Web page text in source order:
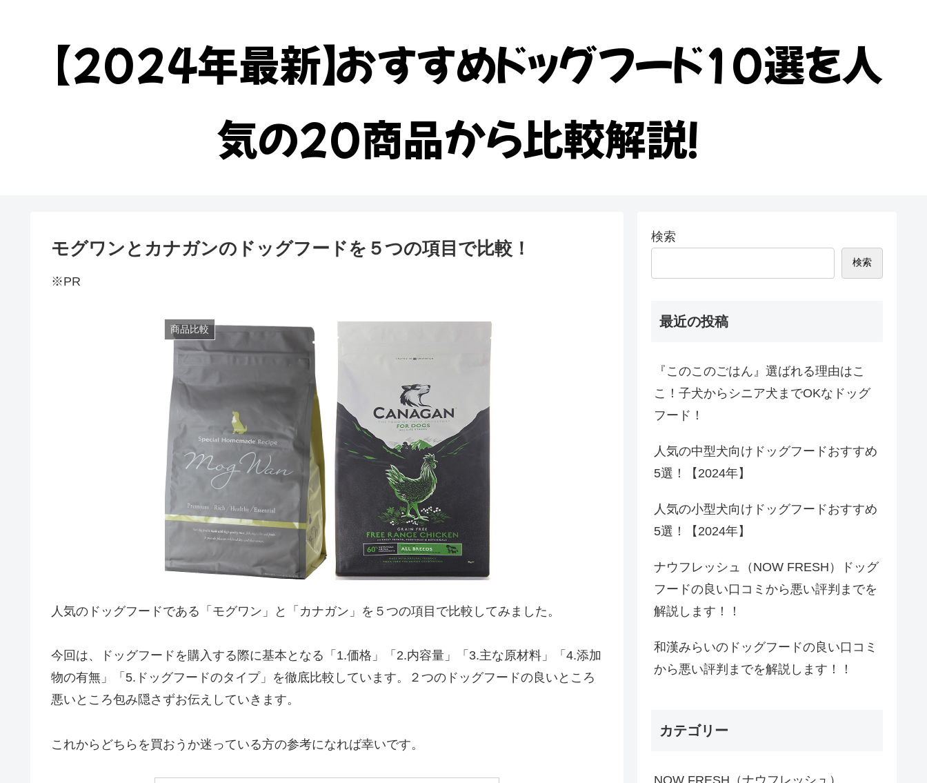
【2024年最新】おすすめドッグフード10選を人
気の20商品から比較解説！
モグワンとカナガンのドッグフードを５つの項目で比較！
※PR
商品比較
人気のドッグフードである「モグワン」と「カナガン」を５つの項目で比較してみました。
今回は、ドッグフードを購入する際に基本となる「1.価格」「2.内容量」「3.主な原材料」「4.添加
物の有無」「5.ドッグフードのタイプ」を徹底比較しています。２つのドッグフードの良いところ
悪いところ包み隠さずお伝えしていきます。
これからどちらを買おうか迷っている方の参考になれば幸いです。
検索
検索
最近の投稿
『このこのごはん』選ばれる理由はこ
こ！子犬からシニア犬までOKなドッグ
フード！
人気の中型犬向けドッグフードおすすめ
5選！【2024年】
人気の小型犬向けドッグフードおすすめ
5選！【2024年】
ナウフレッシュ（NOW FRESH）ドッグ
フードの良い口コミから悪い評判までを
解説します！！
和漢みらいのドッグフードの良い口コミ
から悪い評判までを解説します！！
カテゴリー
NOW FRESH（ナウフレッシュ）